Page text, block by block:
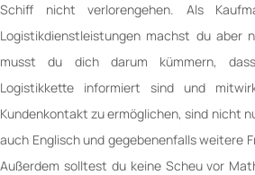
Schiff nicht verloren­gehen. Als
Logistikdienstleistungen machst du aber
musst du dich darum kümmern,
Logistikkette informiert sind und
Kundenkontakt zu ermöglichen, sind nicht
auch Englisch und ge­gebenen­falls weitere
Außer­dem solltest du keine Scheu vor